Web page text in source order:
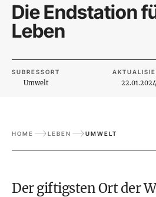
Die Endstation
Leben
SUBRESSORT
Umwelt 22.01.2024
HOME LEBEN UMWELT
Der giftigsten Ort der